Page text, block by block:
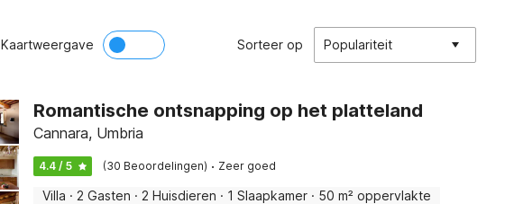
Kaartweergave Sorteer op Populariteit
Romantische ontsnapping op het platteland
Cannara, Umbria
4.4 / 5 (30 Beoordelingen) · Zeer goed
Villa · 2 Gasten · 2 Huisdieren · 1 Slaapkamer · 50 m² oppervlakte